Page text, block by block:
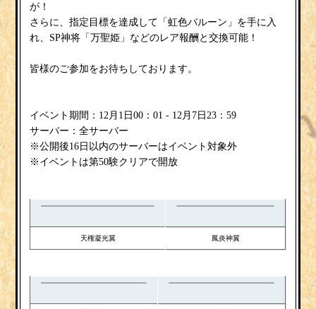
が！
さらに、指定目標を達成して「虹色バルーン 」を手に入
れ、SP神将「万聖姫 」などのレア報酬と交換可能！
皆様のご参加をお待ちしております。
イベント期間：12月1日00：01 - 12月7日23：59
サーバー：全サーバー
※公開後16日以内のサーバーはイベント対象外
※イベントは第50験クリアで開放
天権凝光翼 鳳炎神翼